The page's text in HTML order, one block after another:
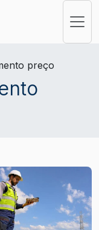
preço